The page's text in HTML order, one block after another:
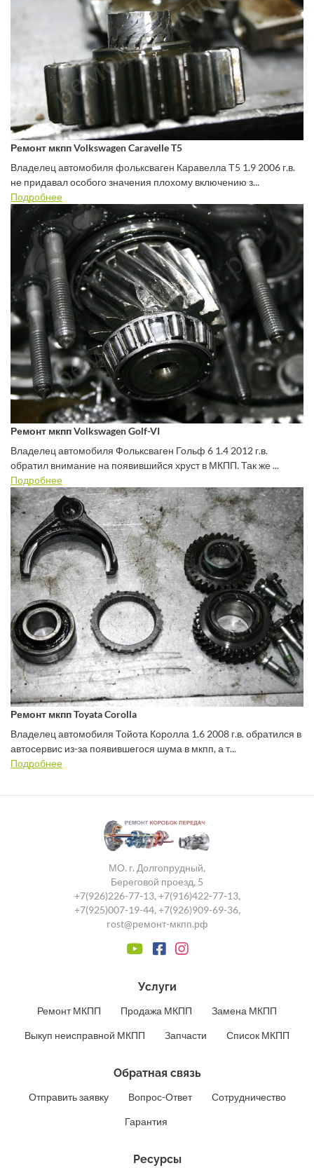
Ремонт мкпп Volkswagen Caravelle T5
Владелец автомобиля фольксваген Каравелла Т5 1.9 2006 г.в.
не придавал особого значения плохому включению з...
Подробнее
Ремонт мкпп Volkswagen Golf-VI
Владелец автомобиля Фольксваген Гольф 6 1.4 2012 г.в.
обратил внимание на появившийся хруст в МКПП. Так же ...
Подробнее
Ремонт мкпп Toyata Corolla
Владелец автомобиля Тойота Королла 1.6 2008 г.в. обратился в
автосервис из-за появившегося шума в мкпп, а т...
Подробнее
МО. г. Долгопрудный,
Береговой проезд, 5
+7(926)226-77-13, +7(916)422-77-13,
+7(925)007-19-44, +7(926)909-69-36,
rost@ремонт-мкпп.рф
Услуги
Ремонт МКПП Продажа МКПП Замена МКПП
Выкуп неисправной МКПП Запчасти Список МКПП
Обратная связь
Отправить заявку Вопрос-Ответ Сотрудничество
Гарантия
Ресурсы